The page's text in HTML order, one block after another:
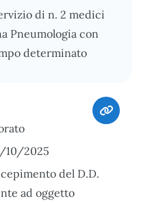
di n. 2 medici
Pneumologia con
determinato
10/2025
del D.D.
ad oggetto